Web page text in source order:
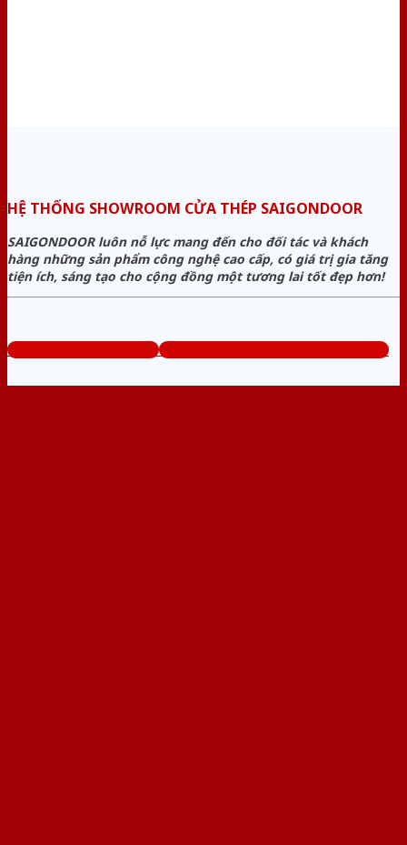
HỆ THỐNG SHOWROOM CỬA THÉP SAIGONDOOR
SAIGONDOOR luôn nỗ lực mang đến cho đối tác và khách
hàng những sản phẩm công nghệ cao cấp, có giá trị gia tăng
tiện ích, sáng tạo cho cộng đồng một tương lai tốt đẹp hơn!
www.baogiacuathep.com Tổng đài tư vấn miễn phí: 0824.400.400